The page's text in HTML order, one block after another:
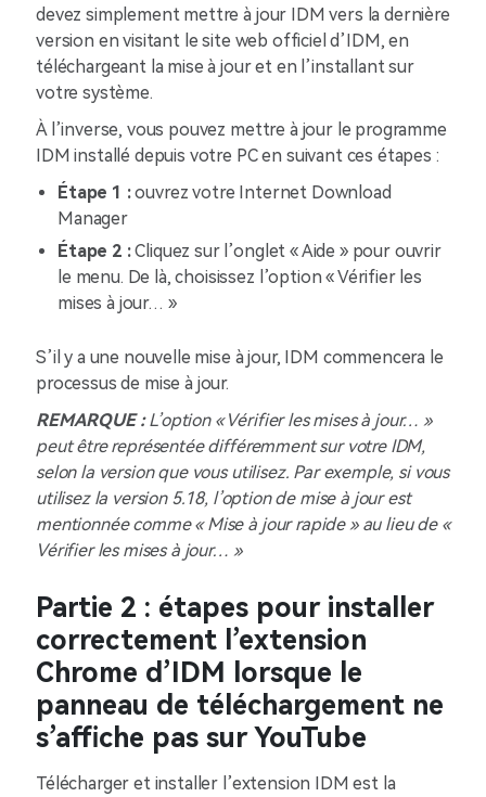
devez simplement mettre à jour IDM vers la dernière
version en visitant le site web officiel d’IDM, en
téléchargeant la mise à jour et en l’installant sur
votre système.
À l’inverse, vous pouvez mettre à jour le programme
IDM installé depuis votre PC en suivant ces étapes :
Étape 1 :ouvrez votre Internet Download
Manager
Étape 2 :Cliquez sur l’onglet « Aide » pour ouvrir
le menu. De là, choisissez l’option « Vérifier les
mises à jour… »
S’il y a une nouvelle mise à jour, IDM commencera le
processus de mise à jour.
REMARQUE :L’option « Vérifier les mises à jour… »
peut être représentée différemment sur votre IDM,
selon la version que vous utilisez. Par exemple, si vous
utilisez la version 5.18, l’option de mise à jour est
mentionnée comme « Mise à jour rapide » au lieu de «
Vérifier les mises à jour… »
Partie 2 : étapes pour installer
correctement l’extension
Chrome d’IDM lorsque le
panneau de téléchargement ne
s’affiche pas sur YouTube
Télécharger et installer l’extension IDM est la